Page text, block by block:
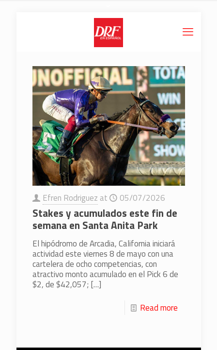
Efren Rodriguez at 05/07/2026
Stakes y acumulados este fin de
semana en Santa Anita Park
El hipódromo de Arcadia, California iniciará
actividad este viernes 8 de mayo con una
cartelera de ocho competencias, con
atractivo monto acumulado en el Pick 6 de
$2, de $42,057; […]
Read more